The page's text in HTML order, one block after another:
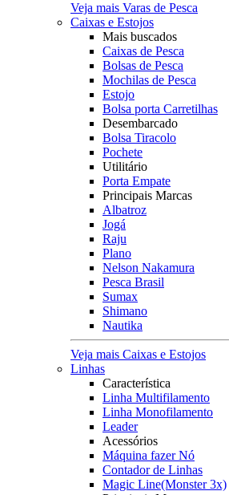
Veja mais Varas de Pesca
Caixas e Estojos
Mais buscados
Caixas de Pesca
Bolsas de Pesca
Mochilas de Pesca
Estojo
Bolsa porta Carretilhas
Desembarcado
Bolsa Tiracolo
Pochete
Utilitário
Porta Empate
Principais Marcas
Albatroz
Jogá
Raju
Plano
Nelson Nakamura
Pesca Brasil
Sumax
Shimano
Nautika
Veja mais Caixas e Estojos
Linhas
Característica
Linha Multifilamento
Linha Monofilamento
Leader
Acessórios
Máquina fazer Nó
Contador de Linhas
Magic Line(Monster 3x)